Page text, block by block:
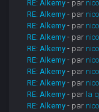
RE: Alkemy - par
RE: Alkemy - par
RE: Alkemy - par
RE: Alkemy - par
RE: Alkemy - par
RE: Alkemy - par
RE: Alkemy - par
RE: Alkemy - par
RE: Alkemy - par la
RE: Alkemy - par